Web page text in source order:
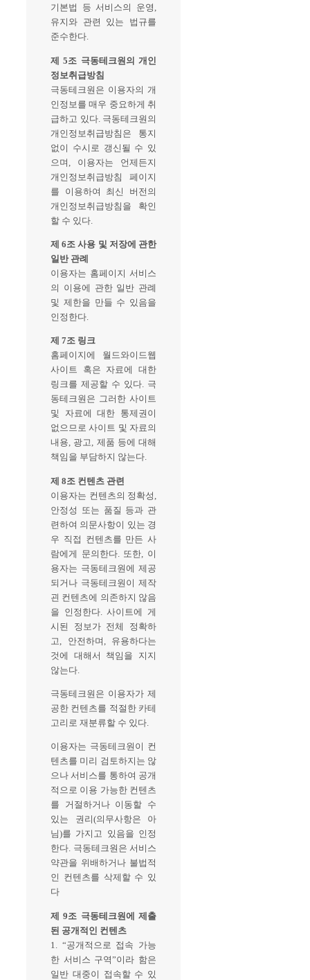
기본법 등 서비스의 운영,
유지와 관련 있는 법규를
준수한다.
제 5조 극동테크원의 개인
정보취급방침
극동테크원은 이용자의 개
인정보를 매우 중요하게 취
급하고 있다. 극동테크원의
개인정보취급방침은 통지
없이 수시로 갱신될 수 있
으며, 이용자는 언제든지
개인정보취급방침 페이지
를 이용하여 최신 버전의
개인정보취급방침을 확인
할 수 있다.
제 6조 사용 및 저장에 관한
일반 관례
이용자는 홈페이지 서비스
의 이용에 관한 일반 관례
및 제한을 만들 수 있음을
인정한다.
제 7조 링크
홈페이지에 월드와이드웹
사이트 혹은 자료에 대한
링크를 제공할 수 있다. 극
동테크원은 그러한 사이트
및 자료에 대한 통제권이
없으므로 사이트 및 자료의
내용, 광고, 제품 등에 대해
책임을 부담하지 않는다.
제 8조 컨텐츠 관련
이용자는 컨텐츠의 정확성,
안정성 또는 품질 등과 관
련하여 의문사항이 있는 경
우 직접 컨텐츠를 만든 사
람에게 문의한다. 또한, 이
용자는 극동테크원에 제공
되거나 극동테크원이 제작
괸 컨텐츠에 의존하지 않음
을 인정한다. 사이트에 게
시된 정보가 전체 정확하
고, 안전하며, 유용하다는
것에 대해서 책임을 지지
않는다.
극동테크원은 이용자가 제
공한 컨텐츠를 적절한 카테
고리로 재분류할 수 있다.
이용자는 극동테크원이 컨
텐츠를 미리 검토하지는 않
으나 서비스를 통하여 공개
적으로 이용 가능한 컨텐츠
를 거절하거나 이동할 수
있는 권리(의무사항은 아
님)를 가지고 있음을 인정
한다. 극동테크원은 서비스
약관을 위배하거나 불법적
인 컨텐츠를 삭제할 수 있
다
제 9조 극동테크원에 제출
된 공개적인 컨텐츠
1. “공개적으로 접속 가능
한 서비스 구역”이라 함은
일반 대중이 접속할 수 있